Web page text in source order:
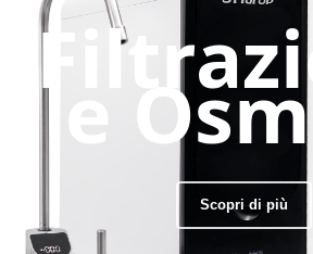
e
Scopri di più